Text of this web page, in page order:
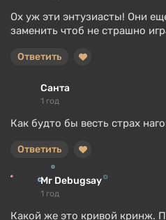
Ох уж эти энтузиасты! Они
заменить чтоб не страшно
Ответить
Санта
1 год
Как будто бы весть страх
Ответить
Mr Debugsay
1 год
Какой же это кривой кринж.